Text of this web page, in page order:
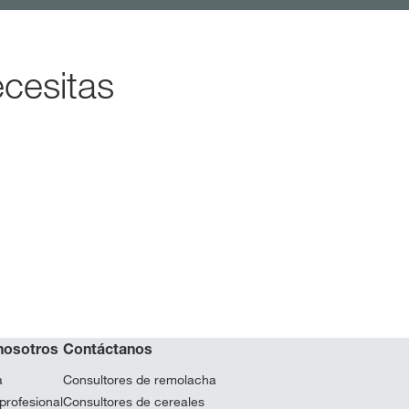
Contáctanos
Consultores de remolacha
Consultores de cereales